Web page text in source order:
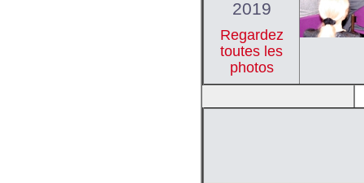
2019
Regardez
toutes les
photos